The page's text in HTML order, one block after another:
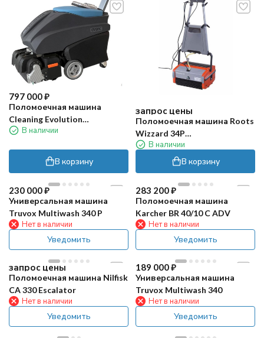
797 000₽
Поломоечная машина
Cleaning Evolution
ESCALATOR 52/17 (для
В наличии
В корзину
запрос цены
Поломоечная машина Roots
Wizzard 34P
(аккумуляторная)
В наличии
В корзину
230 000₽
Универсальная машина
Truvox Multiwash 340 P
Нет в наличии
Уведомить
283 200₽
Поломоечная машина
Karcher BR 40/10 C ADV
Нет в наличии
Уведомить
запрос цены
Поломоечная машина Nilfisk
CA 330 Escalator
Нет в наличии
Уведомить
189 000₽
Универсальная машина
Truvox Multiwash 340
Нет в наличии
Уведомить